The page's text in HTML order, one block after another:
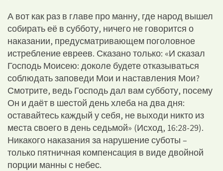
А вот как раз в главе про манну, где народ вышел
собирать её в субботу, ничего не говорится о
наказании, предусматривающем поголовное
истребление евреев. Сказано только: «И сказал
Господь Моисею: доколе будете отказываться
соблюдать заповеди Мои и наставления Мои?
Смотрите, ведь Господь дал вам субботу, посему
Он и даёт в шестой день хлеба на два дня:
оставайтесь каждый у себя, не выходи никто из
места своего в день седьмой» (Исход, 16:28-29).
Никакого наказания за нарушение суботы –
только пятничная компенсация в виде двойной
порции манны с небес.